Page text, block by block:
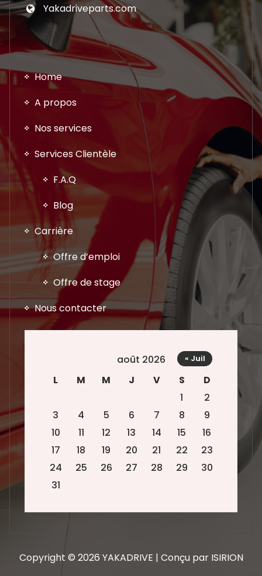
Yakadriveparts.com
Home
A propos
Nos services
Services Clientèle
F.A.Q
Blog
Carrière
Offre d’emploi
Offre de stage
Nous contacter
août 2026
L
M M J V S
D
1
2
3
4 5 6 7 8
9
10
11 12 13 14 15
16
17
18 19 20 21 22
23
24
25 26 27 28 29
30
31
« Juil
Copyright © 2026 YAKADRIVE | Conçu par ISIRION